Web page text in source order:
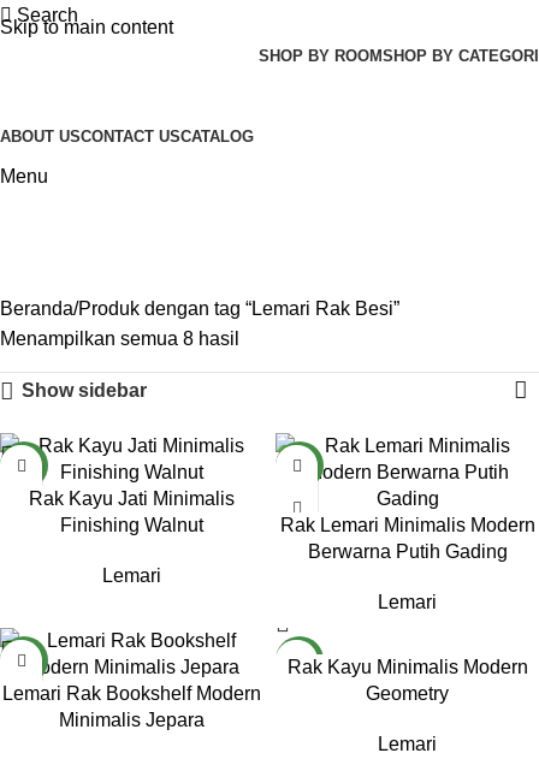
Skip to main content
Search
SHOP BY ROOMSHOP BY CATEGORI
ABOUT USCONTACT USCATALOG
Menu
Beranda Produk dengan tag “Lemari Rak Besi”
Menampilkan semua 8 hasil
Show sidebar
NEW
Rak Kayu Jati Minimalis
Finishing Walnut
Lemari
NEW
Rak Lemari Minimalis Modern
Berwarna Putih Gading
Lemari
NEW
Lemari Rak Bookshelf Modern
Minimalis Jepara
NEW
Rak Kayu Minimalis Modern
Geometry
Lemari